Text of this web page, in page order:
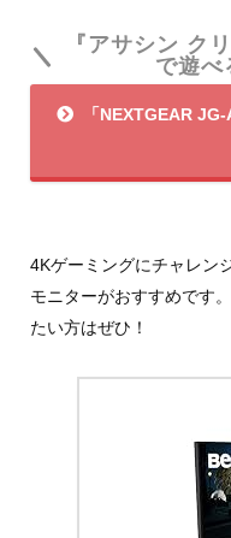
『アサシン ク
で遊べ
「NEXTGEAR
4Kゲーミングにチャレン
モニターがおすすめです
たい方はぜひ！